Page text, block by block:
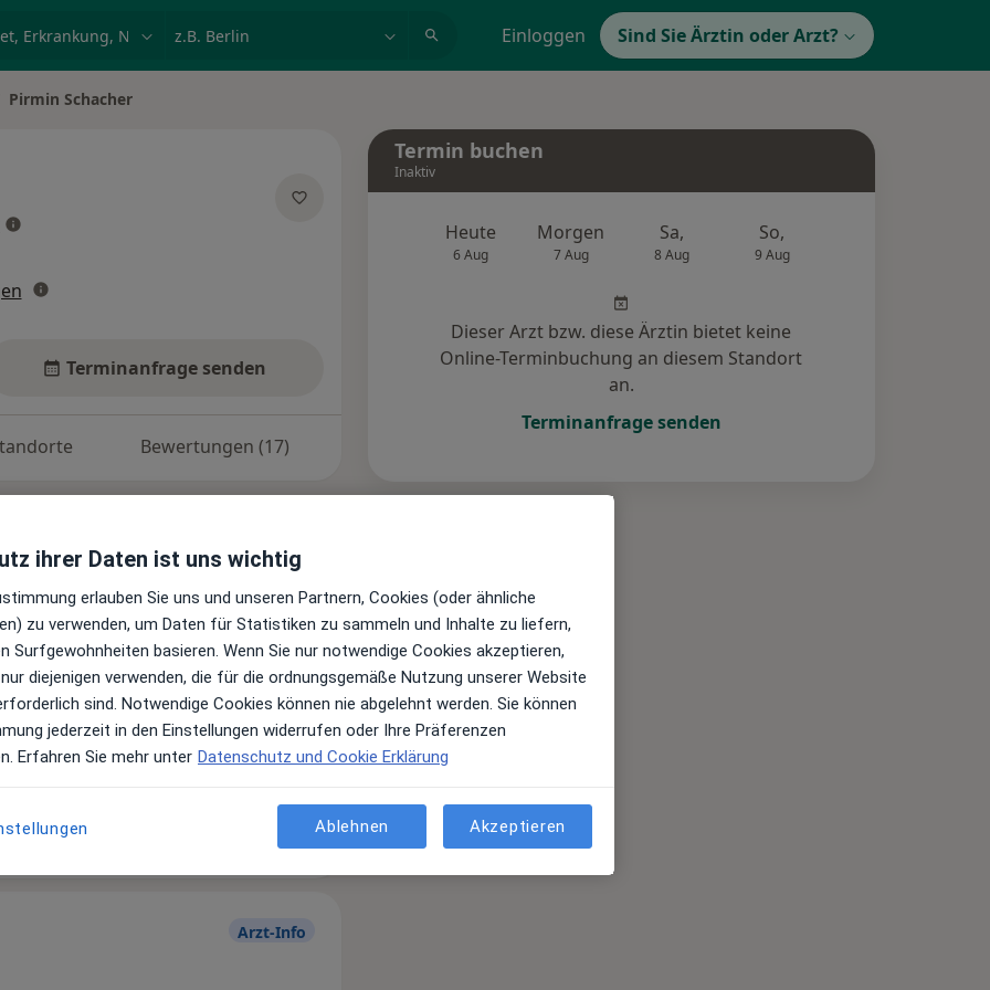
Einloggen Sind Sie Ärztin oder Arzt?
ändern
Pirmin Schacher
über Spezialisierungen
Terminanfrage senden
Bewertungen (17)
und Kosten
über Leistungen
Arzt-Info
Termin buchen
Inaktiv
Heute
6 Aug
Morgen
7 Aug
Sa,
8 Aug
So,
9 Aug
Dieser Arzt bzw. diese Ärztin bietet keine
Online-Terminbuchung an diesem Standort
an.
Terminanfrage senden
ihrer Daten ist uns wichtig
erlauben Sie uns und unseren Partnern, Cookies (oder ähnliche
zu verwenden, um Daten für Statistiken zu sammeln und Inhalte zu liefern,
Surfgewohnheiten basieren. Wenn Sie nur notwendige Cookies akzeptieren,
diejenigen verwenden, die für die ordnungsgemäße Nutzung unserer Website
sind. Notwendige Cookies können nie abgelehnt werden. Sie können
jederzeit in den Einstellungen widerrufen oder Ihre Präferenzen
Erfahren Sie mehr unter Datenschutz und Cookie Erklärung
Ablehnen Akzeptieren